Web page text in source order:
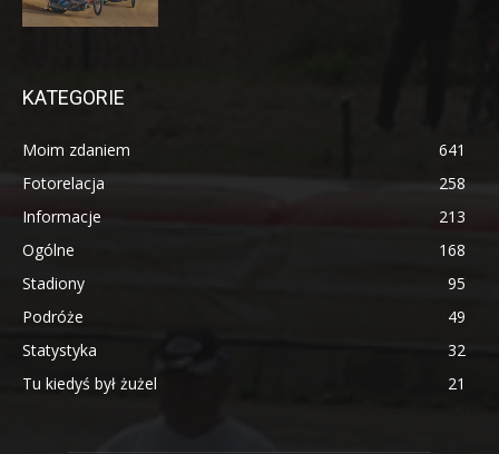
KATEGORIE
Moim zdaniem
641
Fotorelacja
258
Informacje
213
Ogólne
168
Stadiony
95
Podróże
49
Statystyka
32
Tu kiedyś był żużel
21